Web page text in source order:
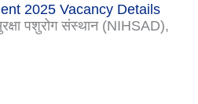
2025 Vacancy Details
पशुरोग संस्थान (NIHSAD),